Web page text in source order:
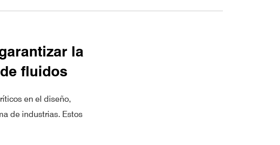
la
fluidos
en el diseño,
de industrias. Estos